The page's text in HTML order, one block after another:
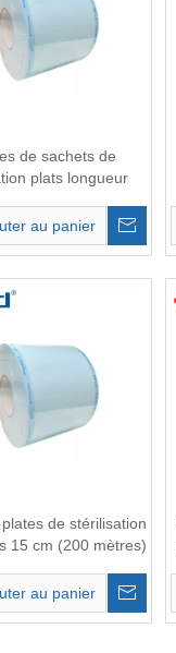
de sachets de
plats longueur
au panier
de stérilisation
15 cm (200 mètres)
au panier